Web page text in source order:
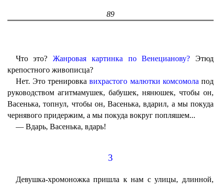
89
Что это?Жанровая картинка по Венецианову? Этюд
крепостного живописца?
Нет. Это тренировкавихрастого малютки комсомола под
руководством агитмамушек, бабушек, нянюшек, чтобы он,
Васенька, топнул, чтобы он, Васенька, вдарил, а мы покуда
чернявого придержим, а мы покуда вокруг попляшем...
— Вдарь, Васенька, вдарь!
3
Девушка-хромоножка пришла к нам с улицы, длинной,